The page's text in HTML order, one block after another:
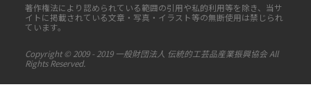
著作権法により認められている範囲の引用や私的利用等を除き、当サ
イトに掲載されている文章・写真・イラスト等の無断使用は禁じられ
ています。
Copyright © 2009 - 2019 一般財団法人 伝統的工芸品産業振興協会 All
Rights Reserved.